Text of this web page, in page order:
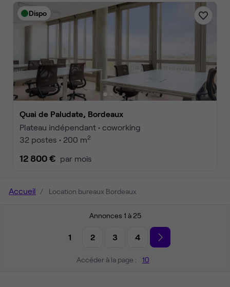
Dispo
Quai de Paludate, Bordeaux
Plateau indépendant • coworking
32 postes • 200 m2
12 800 € par mois
Accueil Location bureaux Bordeaux
Annonces 1 à 25
1 2 3 4
Accéder à la page : 10